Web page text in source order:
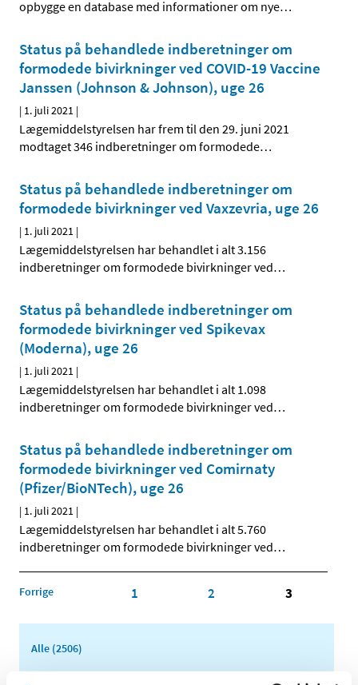
opbygge en database med informationer om nye…
Status på behandlede indberetninger om
formodede bivirkninger ved COVID-19 Vaccine
Janssen (Johnson & Johnson), uge 26
| 1. juli 2021 |
Lægemiddelstyrelsen har frem til den 29. juni 2021
modtaget 346 indberetninger om formodede…
Status på behandlede indberetninger om
formodede bivirkninger ved Vaxzevria, uge 26
| 1. juli 2021 |
Lægemiddelstyrelsen har behandlet i alt 3.156
indberetninger om formodede bivirkninger ved…
Status på behandlede indberetninger om
formodede bivirkninger ved Spikevax
(Moderna), uge 26
| 1. juli 2021 |
Lægemiddelstyrelsen har behandlet i alt 1.098
indberetninger om formodede bivirkninger ved…
Status på behandlede indberetninger om
formodede bivirkninger ved Comirnaty
(Pfizer/BioNTech), uge 26
| 1. juli 2021 |
Lægemiddelstyrelsen har behandlet i alt 5.760
indberetninger om formodede bivirkninger ved…
Forrige 1 2 3
Alle (2506)
TID